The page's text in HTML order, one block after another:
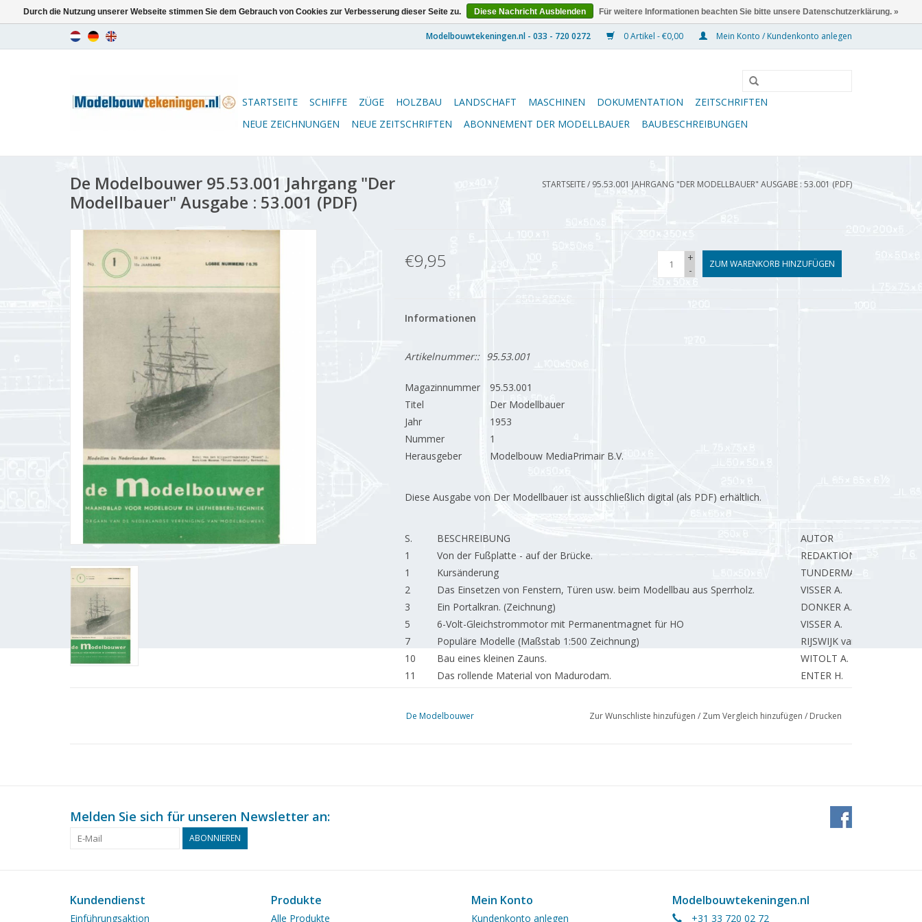
0 Artikel - €0,00 Mein Konto / Kundenkonto anlegen
STARTSEITE SCHIFFE ZÜGE HOLZBAU LANDSCHAFT MASCHINEN DOKUMENTATION
ZEITSCHRIFTEN
NEUE ZEICHNUNGEN
NEUE ZEITSCHRIFTEN ABONNEMENT DER MODELLBAUER BAUBESCHREIBUNGEN
De Modelbouwer 95.53.001 Jahrgang "Der
Modellbauer" Ausgabe : 53.001 (PDF)
STARTSEITE/ 95.53.001 JAHRGANG "DER MODELLBAUER" AUSGABE : 53.001 (PDF)
€9,95
+
-
ZUM WARENKORB HINZUFÜGEN
Informationen
Artikelnummer:: 95.53.001
Magazinnummer
95.53.001
Titel
Der Modellbauer
Jahr
1953
Nummer
1
Herausgeber
Modelbouw MediaPrimair B.V.
Diese Ausgabe von Der Modellbauer ist ausschließlich digital (als PDF) erhältlich.
S. BESCHREIBUNG
AUTOR
1
Von der Fußplatte - auf der Brücke.
REDAKTION.
1
Kursänderung
TUNDERMAN B.
2
Das Einsetzen von Fenstern, Türen usw. beim Modellbau aus Sperrholz.
VISSER A.
3
Ein Portalkran. (Zeichnung)
DONKER A.
5
6-Volt-Gleichstrommotor mit Permanentmagnet für HO
VISSER A.
7
Populäre Modelle (Maßstab 1:500 Zeichnung)
RIJSWIJK van J.
10
Bau eines kleinen Zauns.
WITOLT A.
11
Das rollende Material von Madurodam.
ENTER H.
12
Das Anfertigen von Teilungen auf der Drehbank.
VISSER A.
De Modelbouwer Zur Wunschliste hinzufügen / Zum Vergleich hinzufügen / Drucken
Melden Sie sich für unseren Newsletter an:
ABONNIEREN
Kundendienst
Einführungsaktion
Produkte
Alle Produkte
Mein Konto
Kundenkonto anlegen
Modelbouwtekeningen.nl
+31 33 720 02 72
Durch die Nutzung unserer Webseite stimmen Sie dem Gebrauch von Cookies zur Verbesserung dieser Seite zu. Diese Nachricht Ausblenden Für weitere Informationen beachten Sie bitte unsere Datenschutzerklärung. »